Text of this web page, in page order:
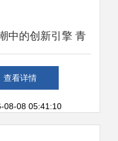
中的创新引擎 青
动化设备与软件研
发
查看详情
08-08 05:41:10